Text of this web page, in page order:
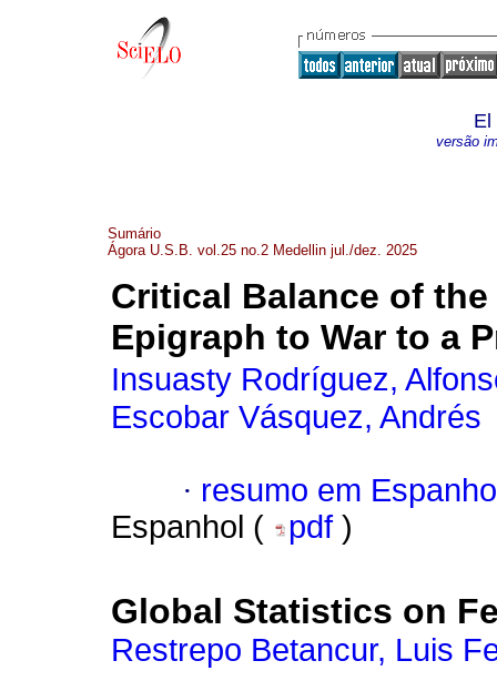
El
versão
Sumário
Ágora U.S.B. vol.25 no.2 Medellin jul./dez. 2025
Critical Balance of
Epigraph to War to a
Insuasty Rodríguez,
Escobar Vásquez, Andrés
· resumo em
Espanhol (
pdf )
Global Statistics on
Restrepo Betancur, Luis